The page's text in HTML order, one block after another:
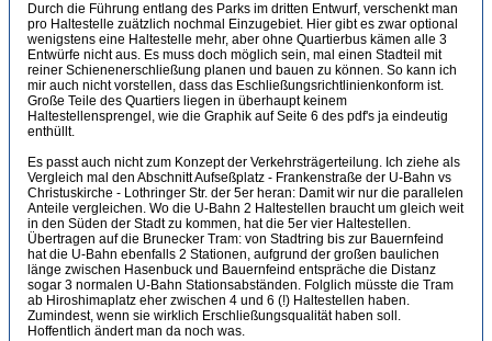
Durch die Führung entlang des Parks im dritten Entwurf, verschenkt man
pro Haltestelle zuätzlich nochmal Einzugebiet. Hier gibt es zwar optional
wenigstens eine Haltestelle mehr, aber ohne Quartierbus kämen alle 3
Entwürfe nicht aus. Es muss doch möglich sein, mal einen Stadteil mit
reiner Schienenerschließung planen und bauen zu können. So kann ich
mir auch nicht vorstellen, dass das Eschließungsrichtlinienkonform ist.
Große Teile des Quartiers liegen in überhaupt keinem
Haltestellensprengel, wie die Graphik auf Seite 6 des pdf's ja eindeutig
enthüllt.
Es passt auch nicht zum Konzept der Verkehrsträgerteilung. Ich ziehe als
Vergleich mal den Abschnitt Aufseßplatz - Frankenstraße der U-Bahn vs
Christuskirche - Lothringer Str. der 5er heran: Damit wir nur die parallelen
Anteile vergleichen. Wo die U-Bahn 2 Haltestellen braucht um gleich weit
in den Süden der Stadt zu kommen, hat die 5er vier Haltestellen.
Übertragen auf die Brunecker Tram: von Stadtring bis zur Bauernfeind
hat die U-Bahn ebenfalls 2 Stationen, aufgrund der großen baulichen
länge zwischen Hasenbuck und Bauernfeind entspräche die Distanz
sogar 3 normalen U-Bahn Stationsabständen. Folglich müsste die Tram
ab Hiroshimaplatz eher zwischen 4 und 6 (!) Haltestellen haben.
Zumindest, wenn sie wirklich Erschließungsqualität haben soll.
Hoffentlich ändert man da noch was.